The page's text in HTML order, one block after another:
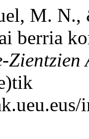
M.
berria